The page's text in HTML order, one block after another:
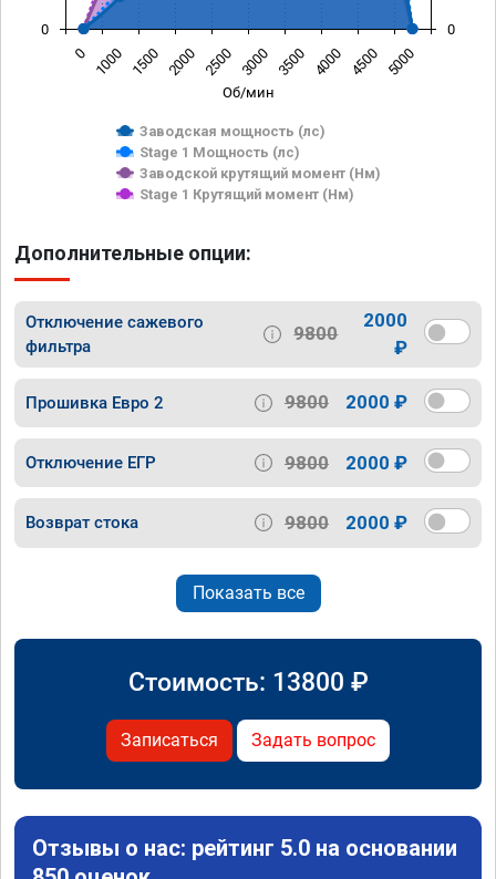
Об/мин
Заводская мощность (лс)
Stage 1 Мощность (лс)
Заводской крутящий момент (Нм)
Stage 1 Крутящий момент (Нм)
0 1000 1500 2000 2500 3000 3500 4000 4500 5000
0 0
Дополнительные опции:
Отключение сажевого
фильтра
9800
2000
₽
Прошивка Евро 2 9800 2000 ₽
Отключение ЕГР 9800 2000 ₽
Возврат стока 9800 2000 ₽
Показать все
Стоимость: 13800 ₽
Записаться Задать вопрос
Отзывы о нас: рейтинг 5.0 на основании